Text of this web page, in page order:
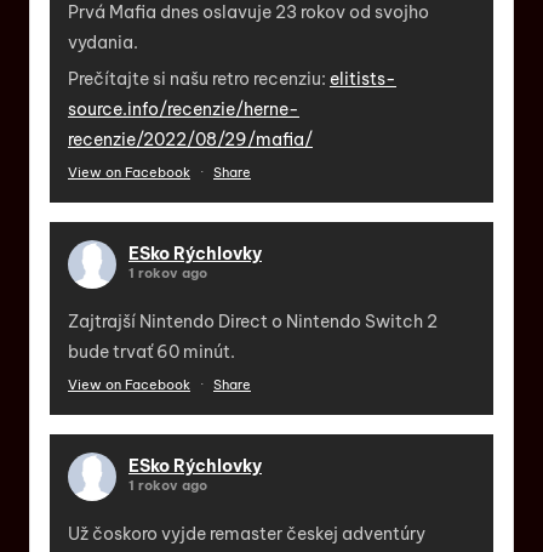
Prvá Mafia dnes oslavuje 23 rokov od svojho
vydania.
Prečítajte si našu retro recenziu: elitists-
source.info/recenzie/herne-
recenzie/2022/08/29/mafia/
View on Facebook · Share
ESko Rýchlovky
1 rokov ago
Zajtrajší Nintendo Direct o Nintendo Switch 2
bude trvať 60 minút.
View on Facebook · Share
ESko Rýchlovky
1 rokov ago
Už čoskoro vyjde remaster českej adventúry